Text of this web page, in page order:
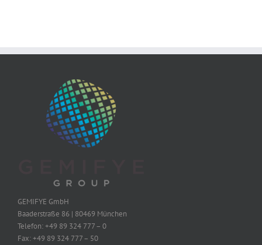
GEMIFYE GmbH
Baaderstraße 86 | 80469 München
Telefon: +49 89 324 777 – 0
Fax: +49 89 324 777 – 50